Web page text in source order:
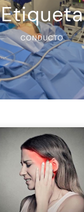
Etiqueta
CONDUCTO